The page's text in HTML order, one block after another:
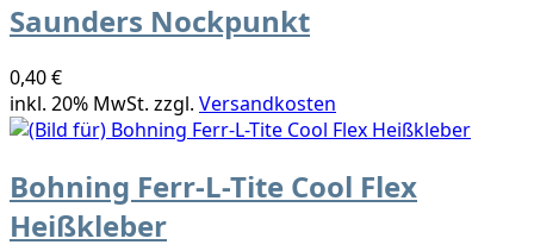
Saunders Nockpunkt
0,40 €
inkl. 20% MwSt. zzgl. Versandkosten
Bohning Ferr-L-Tite Cool Flex
Heißkleber